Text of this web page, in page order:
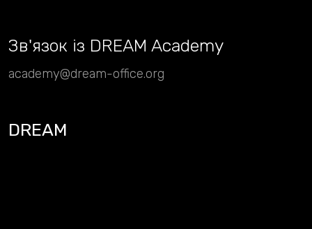
academy@dream-office.org
DREAM
Зв'язок із DREAM Academy